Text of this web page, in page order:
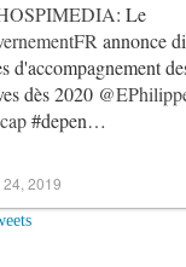
: Le
annonce
d'accompagnement
dès 2020
#depen…
2019